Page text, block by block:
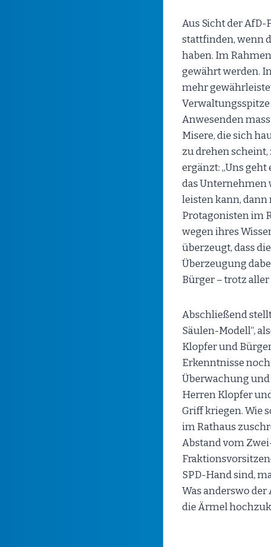
Aus Sicht der
stattfinden, wenn
haben. Im
gewährt werden.
mehr
Anwesenden
Misere, die sich
zu drehen
ergänzt: „Uns
das Unternehmen
leisten kann, dann
Protagonisten im
wegen ihres
überzeugt, dass
Überzeugung
Bürger – trotz
Abschließend
Säulen-Modell“,
Klopfer und
Erkenntnisse
Überwachung und
Herren Klopfer
Griff kriegen. Wie
im Rathaus
Abstand vom
SPD-Hand sind,
Was anderswo
die Ärmel